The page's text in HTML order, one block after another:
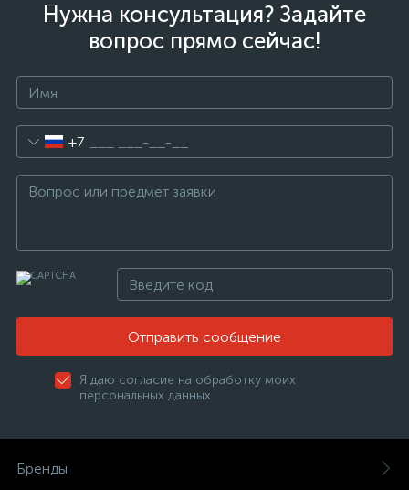
Нужна консультация? Задайте
вопрос прямо сейчас!
+7
Отправить сообщение
Я даю согласие на обработку моих
персональных данных
Бренды